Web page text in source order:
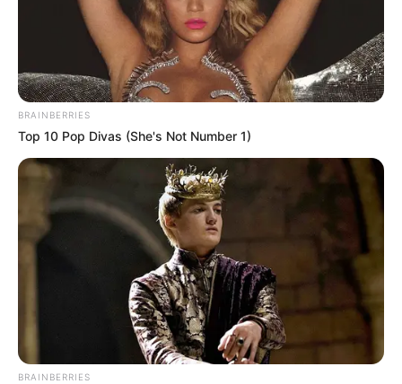
เสร็จแล้วให้เอาผ้าขาวผืนใหญ่ห่อตัวโดยขมวดไว้ด้าน
ศีรษะ เพื่อจะได้เป็นการสะดวก เมื่อเวลาเปิด เอานํ้า
มะพร้าวล้างหน้าศพก่อนเผา แล้วเอาด้ายดิบขนาดนิ้วหัว
แม่มือ มัดเป็นเปลาะๆ ให้แน่นเป็น ๕ เปลาะ เป็นปริศนา
ธรรม หมายถึงนิวรณ์ ๕ คือ
๑. กามฉันทะ
๒. ความพยาบาท
๓. ความง่วงเหงาหาวนอน
๔. ความฟุ้งซ่านรำคาญใจ
๕. ความลังเลใจ
ทั้ง ๕ ประการนี้ คือสิ่งขวางกั้นจิต ไม่ให้บรรลุความดี
BRAINBERRIES
Top 10 Pop Divas (She's Not Number 1)
BRAINBERRIES